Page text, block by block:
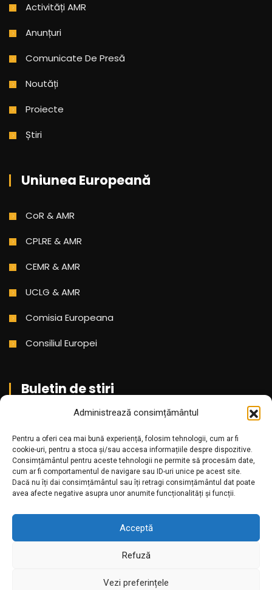
Administrează consimțământul
Pentru a oferi cea mai bună experiență, folosim tehnologii, cum ar fi
cookie-uri, pentru a stoca și/sau accesa informațiile despre dispozitive.
Consimțământul pentru aceste tehnologii ne permite să procesăm date,
cum ar fi comportamentul de navigare sau ID-uri unice pe acest site.
Dacă nu îți dai consimțământul sau îți retragi consimțământul dat poate
avea afecte negative asupra unor anumite funcționalități și funcții.
Acceptă
Refuză
Vezi preferințele
Activități AMR
Anunțuri
Comunicate De Presă
Noutăți
Proiecte
Știri
Uniunea Europeană
CoR & AMR
CPLRE & AMR
CEMR & AMR
UCLG & AMR
Comisia Europeana
Consiliul Europei
Buletin de stiri
Aboneaza-te pentru a primi cele mai noi stiri din partea
noastra!